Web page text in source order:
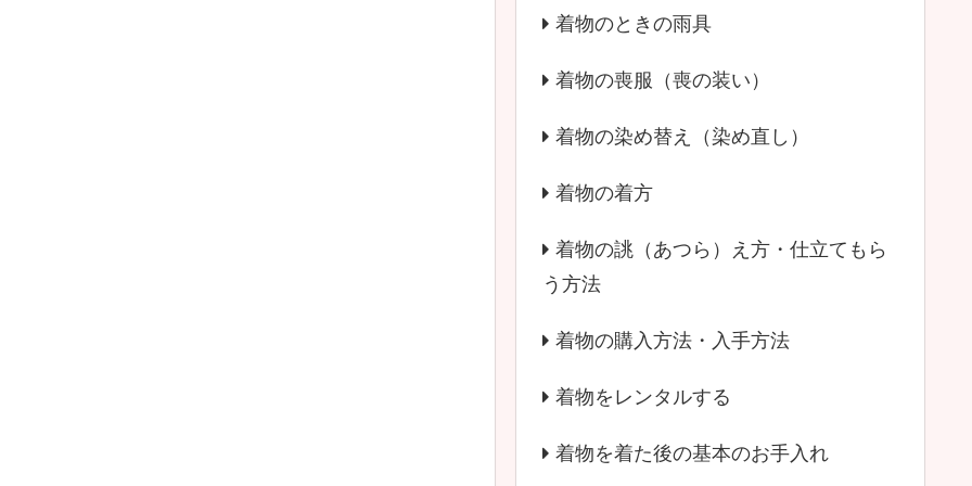
着物のときの雨具
着物の喪服（喪の装い）
着物の染め替え（染め直し）
着物の着方
着物の誂（あつら）え方・仕立てもら
う方法
着物の購入方法・入手方法
着物をレンタルする
着物を着た後の基本のお手入れ